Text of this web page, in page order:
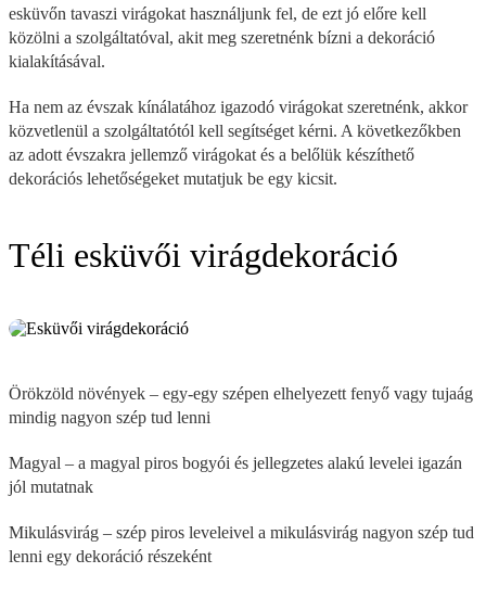
esküvőn tavaszi virágokat használjunk fel, de ezt jó előre kell
közölni a szolgáltatóval, akit meg szeretnénk bízni a dekoráció
kialakításával.
Ha nem az évszak kínálatához igazodó virágokat szeretnénk, akkor
közvetlenül a szolgáltatótól kell segítséget kérni. A következőkben
az adott évszakra jellemző virágokat és a belőlük készíthető
dekorációs lehetőségeket mutatjuk be egy kicsit.
Téli esküvői virágdekoráció
Örökzöld növények – egy-egy szépen elhelyezett fenyő vagy tujaág
mindig nagyon szép tud lenni
Magyal – a magyal piros bogyói és jellegzetes alakú levelei igazán
jól mutatnak
Mikulásvirág – szép piros leveleivel a mikulásvirág nagyon szép tud
lenni egy dekoráció részeként